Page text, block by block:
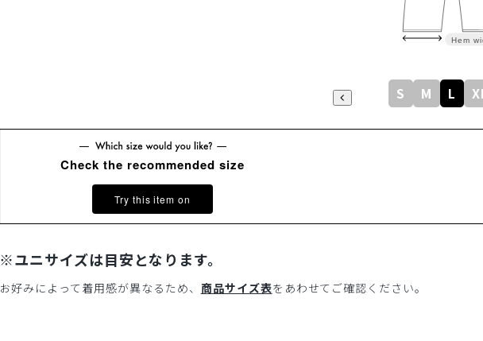
Hem
S M L
Check the recommended size
Try this item on
※ユニサイズは目安となります。
お好みによって着用感が異なるため、 商品サイズ表をあわせてご確認ください。